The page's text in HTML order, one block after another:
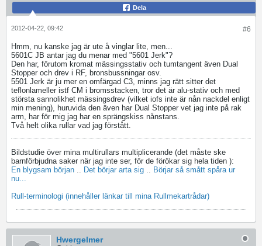
Dela
#6
2012-04-22, 09:42
Hmm, nu kanske jag är ute å vinglar lite, men...
5601C JB antar jag du menar med "5601 Jerk"?
Den har, förutom kromat mässingsstativ och tumtangent även Dual
Stopper och drev i RF, bronsbussningar osv.
5501 Jerk är ju mer en omfärgad C3, minns jag rätt sitter det
teflonlameller istf CM i bromsstacken, tror det är alu-stativ och med
största sannolikhet mässingsdrev (vilket iofs inte är nån nackdel enligt
min mening), huruvida den även har Dual Stopper vet jag inte på rak
arm, har för mig jag har en sprängskiss nånstans.
Två helt olika rullar vad jag förstått.
Bildstudie över mina multirullars multiplicerande (det måste ske
barnförbjudna saker när jag inte ser, för de förökar sig hela tiden ):
En blygsam början .. Det börjar arta sig .. Börjar så smått spåra ur
nu...
Rull-terminologi (innehåller länkar till mina Rullmekartrådar)
Hwergelmer